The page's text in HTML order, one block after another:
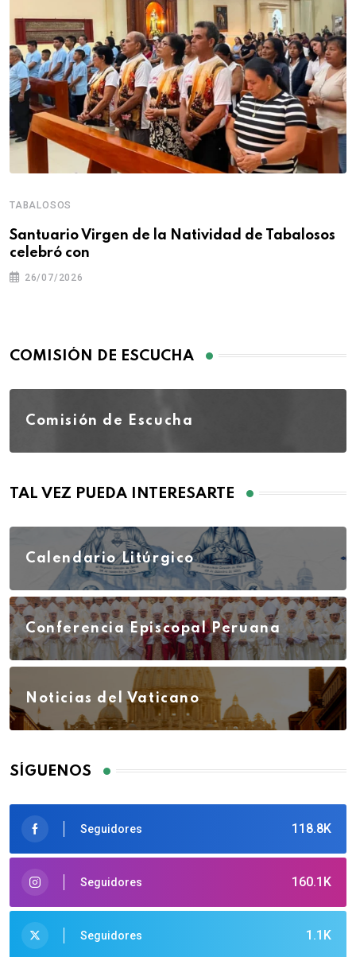
TABALOSOS
Santuario Virgen de la Natividad de Tabalosos
celebró con
26/07/2026
COMISIÓN DE ESCUCHA
Comisión de Escucha
TAL VEZ PUEDA INTERESARTE
Calendario Litúrgico
Conferencia Episcopal Peruana
Noticias del Vaticano
SÍGUENOS
118.8K
Seguidores
160.1K
Seguidores
1.1K
Seguidores